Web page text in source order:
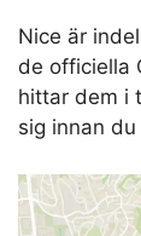
Nice är
de officiella
hittar dem i
sig innan